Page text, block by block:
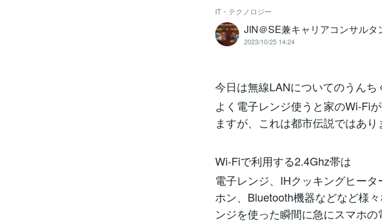
IT・テクノロジー
JIN＠SE兼キャリアコンサルタ
2023/10/25 14:24
今日は無線LANについてのうんち
よく電子レンジ使うと家のWi-Fi
ますが、これは都市伝説ではあり
Wi-Fiで利用する2.4Ghz帯は
電子レンジ、IHクッキングヒー
ホン、Bluetooth機器などなど様
ンジを使った瞬間に急にスマホ